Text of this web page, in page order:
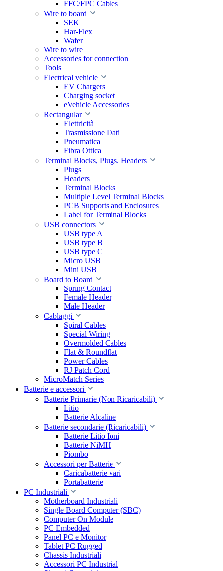
FFC/FPC Cables
Wire to board
SEK
Har-Flex
Wafer
Wire to wire
Accessories for connection
Tools
Electrical vehicle
EV Chargers
Charging socket
eVehicle Accessories
Rectangular
Elettricità
Trasmissione Dati
Pneumatica
Fibra Ottica
Terminal Blocks, Plugs. Headers
Plugs
Headers
Terminal Blocks
Multiple Level Terminal Blocks
PCB Supports and Enclosures
Label for Terminal Blocks
USB connectors
USB type A
USB type B
USB type C
Micro USB
Mini USB
Board to Board
Spring Contact
Female Header
Male Header
Cablaggi
Spiral Cables
Special Wiring
Overmolded Cables
Flat & Roundflat
Power Cables
RJ Patch Cord
MicroMatch Series
Batterie e accessori
Batterie Primarie (Non Ricaricabili)
Litio
Batterie Alcaline
Batterie secondarie (Ricaricabili)
Batterie Litio Ioni
Batterie NiMH
Piombo
Accessori per Batterie
Caricabatterie vari
Portabatterie
PC Industriali
Motherboard Industriali
Single Board Computer (SBC)
Computer On Module
PC Embedded
Panel PC e Monitor
Tablet PC Rugged
Chassis Industriali
Accessori PC Industrial